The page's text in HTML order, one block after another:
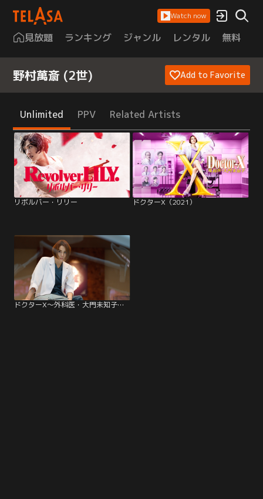
Watch now
見放題 ランキング ジャンル レンタル 無料
野村萬斎 (2世) Add to Favorite
Unlimited PPV Related Artists
リボルバー・リリー ドクターX（2021）
ドクターX～外科医・大門未知子～（2021）（2021/11/11放送分）第05話